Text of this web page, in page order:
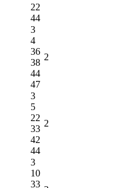
22
44
3
4
36
38
44
47
2
3
5
22
33
42
44
2
3
10
33